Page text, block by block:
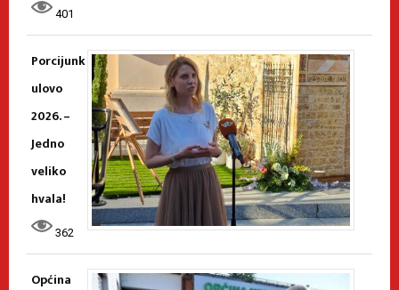
401
Porcijunk
ulovo
2026. –
Jedno
veliko
hvala!
362
Općina